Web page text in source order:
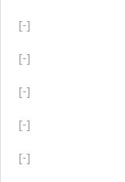
[-]
[-]
[-]
[-]
[-]